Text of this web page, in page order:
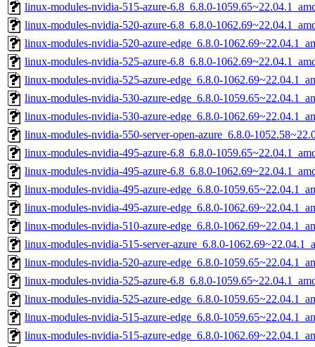
linux-modules-nvidia-515-azure-6.8_6.8.0-
linux-modules-nvidia-520-azure-6.8_6.8.0-
linux-modules-nvidia-520-azure-edge_6.8.0-
linux-modules-nvidia-525-azure-6.8_6.8.0-
linux-modules-nvidia-525-azure-edge_6.8.0-
linux-modules-nvidia-530-azure-edge_6.8.0-
linux-modules-nvidia-530-azure-edge_6.8.0-
linux-modules-nvidia-550-server-open-azure_6.8.0-
linux-modules-nvidia-495-azure-6.8_6.8.0-
linux-modules-nvidia-495-azure-6.8_6.8.0-
linux-modules-nvidia-495-azure-edge_6.8.0-
linux-modules-nvidia-495-azure-edge_6.8.0-
linux-modules-nvidia-510-azure-edge_6.8.0-
linux-modules-nvidia-515-server-azure_6.8.0-
linux-modules-nvidia-520-azure-edge_6.8.0-
linux-modules-nvidia-525-azure-6.8_6.8.0-
linux-modules-nvidia-525-azure-edge_6.8.0-
linux-modules-nvidia-515-azure-edge_6.8.0-
linux-modules-nvidia-515-azure-edge_6.8.0-